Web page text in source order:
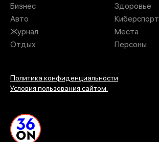
Бизнес
Авто
Журнал
Отдых
Здоровье
Киберспорт
Места
Персоны
Политика конфиденциальности
Условия пользования сайтом.